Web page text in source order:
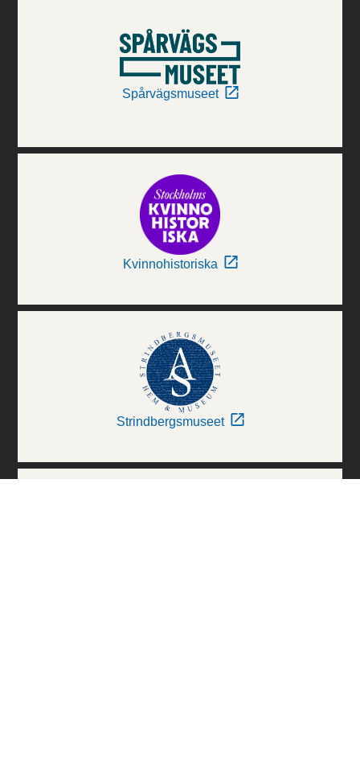
Spårvägsmuseet
Kvinnohistoriska
Strindbergsmuseet